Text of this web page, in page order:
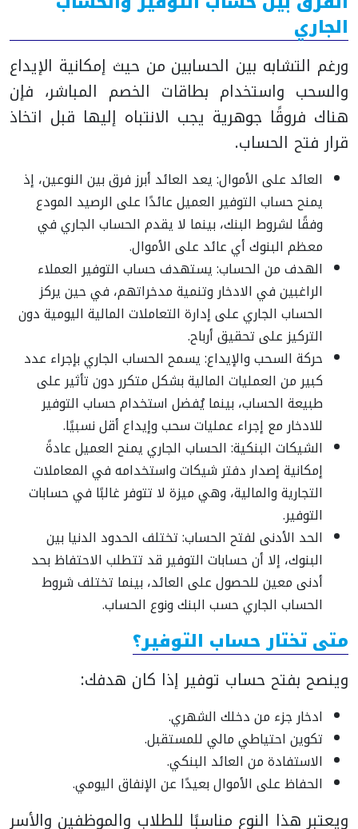
الجاري
ورغم التشابه بين الحسابين من حيث إمكانية الإيداع
والسحب واستخدام بطاقات الخصم المباشر، فإن
هناك فروقًا جوهرية يجب الانتباه إليها قبل اتخاذ
قرار فتح الحساب.
العائد على الأموال: يعد العائد أبرز فرق بين النوعين، إذ
يمنح حساب التوفير العميل عائدًا على الرصيد المودع
وفقًا لشروط البنك، بينما لا يقدم الحساب الجاري في
معظم البنوك أي عائد على الأموال.
الهدف من الحساب: يستهدف حساب التوفير العملاء
الراغبين في الادخار وتنمية مدخراتهم، في حين يركز
الحساب الجاري على إدارة التعاملات المالية اليومية دون
التركيز على تحقيق أرباح.
حركة السحب والإيداع: يسمح الحساب الجاري بإجراء عدد
كبير من العمليات المالية بشكل متكرر دون تأثير على
طبيعة الحساب، بينما يُفضل استخدام حساب التوفير
للادخار مع إجراء عمليات سحب وإيداع أقل نسبيًا.
الشيكات البنكية: الحساب الجاري يمنح العميل عادةً
إمكانية إصدار دفتر شيكات واستخدامه في المعاملات
التجارية والمالية، وهي ميزة لا تتوفر غالبًا في حسابات
التوفير.
الحد الأدنى لفتح الحساب: تختلف الحدود الدنيا بين
البنوك، إلا أن حسابات التوفير قد تتطلب الاحتفاظ بحد
أدنى معين للحصول على العائد، بينما تختلف شروط
الحساب الجاري حسب البنك ونوع الحساب.
متى تختار حساب التوفير؟
وينصح بفتح حساب توفير إذا كان هدفك:
ادخار جزء من دخلك الشهري.
تكوين احتياطي مالي للمستقبل.
الاستفادة من العائد البنكي.
الحفاظ على الأموال بعيدًا عن الإنفاق اليومي.
ويعتبر هذا النوع مناسبًا للطلاب والموظفين والأسر